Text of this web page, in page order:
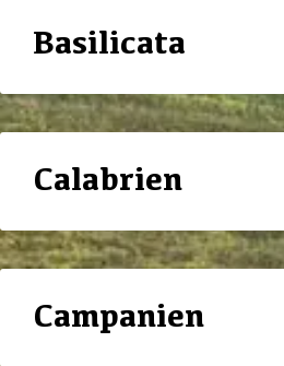
Basilicata
Calabrien
Campanien